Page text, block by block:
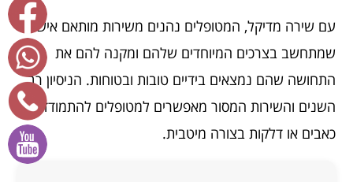
עם שירה מדיקל, המטופלים נהנים משירות מותאם אישי
שמתחשב בצרכים המיוחדים שלהם ומקנה להם את
התחושה שהם נמצאים בידיים טובות ובטוחות. הניסיון רב
השנים והשירות המסור מאפשרים למטופלים להתמודד עם
כאבים או דלקות בצורה מיטבית.